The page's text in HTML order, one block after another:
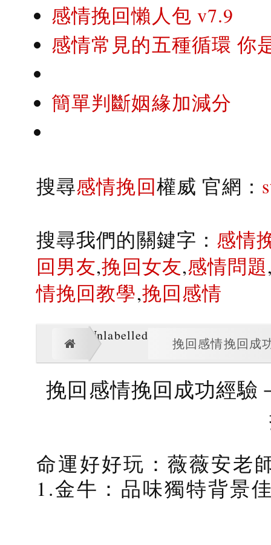
感情挽回懶人包 v7.9
感情常見的五種循環 你
簡單判斷姻緣加減分
搜尋感情挽回權威 官網：
搜尋我們的關鍵字： 感情
回男友,挽回女友,感情問題
情挽回教學,挽回感情
Unlabelled
挽回感情挽回成
挽回感情挽回成功經驗
命運好好玩：薇薇安老
1.金牛：品味獨特背景